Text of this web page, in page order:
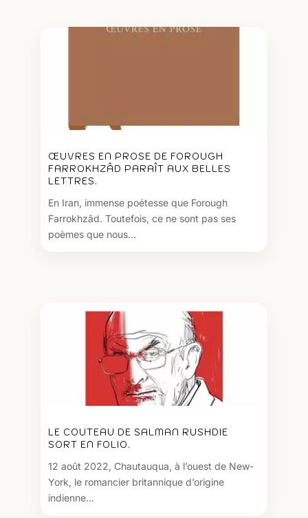
ŒUVRES EN PROSE DE FOROUGH
FARROKHZÂD PARAÎT AUX BELLES
LETTRES.
En Iran, immense poétesse que Forough
Farrokhzâd. Toutefois, ce ne sont pas ses
poèmes que nous...
LE COUTEAU DE SALMAN RUSHDIE
SORT EN FOLIO.
12 août 2022, Chautauqua, à l’ouest de New-
York, le romancier britannique d’origine
indienne...